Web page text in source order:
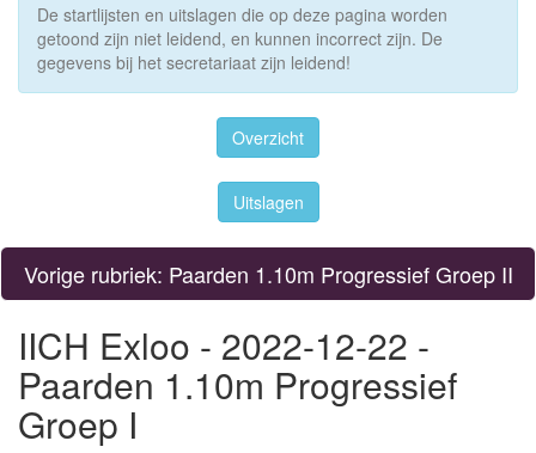
De startlijsten en uitslagen die op deze pagina worden
getoond zijn niet leidend, en kunnen incorrect zijn. De
gegevens bij het secretariaat zijn leidend!
Overzicht
Uitslagen
Vorige rubriek: Paarden 1.10m Progressief Groep II
IICH Exloo - 2022-12-22 -
Paarden 1.10m Progressief
Groep I